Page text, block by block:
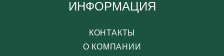
ИНФОРМАЦИЯ
КОНТАКТЫ
О КОМПАНИИ